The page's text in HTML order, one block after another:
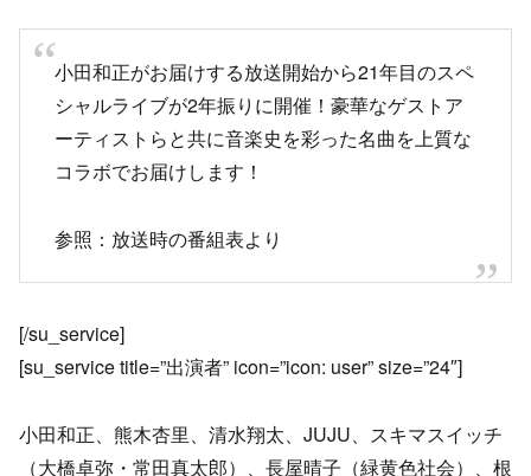
小田和正がお届けする放送開始から21年目のスペ
シャルライブが2年振りに開催！豪華なゲストア
ーティストらと共に音楽史を彩った名曲を上質な
コラボでお届けします！
参照：放送時の番組表より
[/su_service]
[su_service title=”出演者” icon=”icon: user” size=”24″]
小田和正、熊木杏里、清水翔太、JUJU、スキマスイッチ
（大橋卓弥・常田真太郎）、長屋晴子（緑黄色社会）、根